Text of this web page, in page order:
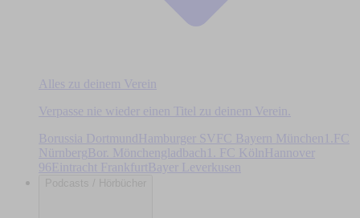
Alles zu deinem Verein
Verpasse nie wieder einen Titel zu deinem Verein.
Borussia DortmundHamburger SV FC Bayern München
1.FC
Nürnberg Bor. Mönchengladbach 1. FC Köln
Hannover
96Eintracht Frankfurt Bayer Leverkusen
Podcasts / Hörbücher